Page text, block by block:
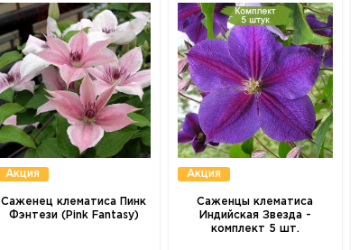
Акция
Саженец клематиса Пинк
Фэнтези (Pink Fantasy)
Акция
Саженцы клематиса
Индийская Звезда -
комплект 5 шт.